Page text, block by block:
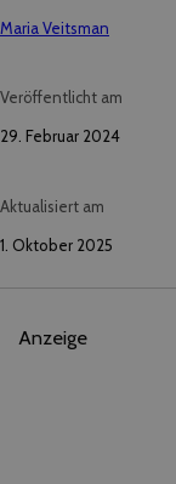
Maria Veitsman
Veröffentlicht am
29. Februar 2024
Aktualisiert am
1. Oktober 2025
Anzeige